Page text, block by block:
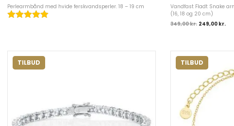
Perlearmbånd med hvide ferskvandsperler. 18 – 19 cm
Vandfast Fladt Snake
(16, 18 og 20 cm)
349,00kr. 249,00 kr.
TILBUD TILBUD